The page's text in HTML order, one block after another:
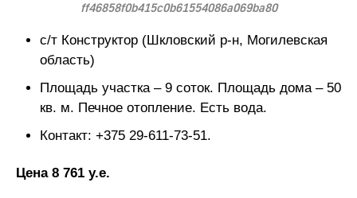
ff46858f0b415c0b61554086a069ba80
с/т Конструктор (Шкловский р-н, Могилевская
область)
Площадь участка – 9 соток. Площадь дома – 50
кв. м. Печное отопление. Есть вода.
Контакт: +375 29-611-73-51.
Цена 8 761 у.е.